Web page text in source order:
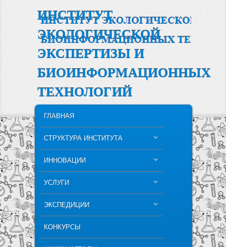
ИНСТИТУТ
ЭКОЛОГИЧЕСКОЙ
ЭКСПЕРТИЗЫ И
БИОИНФОРМАЦИОННЫХ
ТЕХНОЛОГИЙ
SKIP TO PRIMARY CONTENT
SKIP TO SECONDARY CONTENT
ГЛАВНАЯ
СТРУКТУРА ИНСТИТУТА
ИННОВАЦИИ
УСЛУГИ
ЭКСПЕДИЦИИ
КОНКУРСЫ